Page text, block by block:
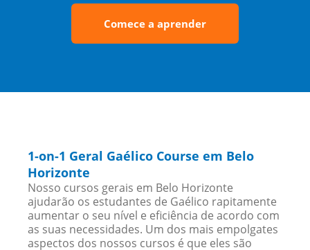
Comece a aprender
1-on-1 Geral Gaélico Course em Belo
Horizonte
Nosso cursos gerais em Belo Horizonte
ajudarão os estudantes de Gaélico rapitamente
aumentar o seu nível e eficiência de acordo com
as suas necessidades. Um dos mais empolgates
aspectos dos nossos cursos é que eles são